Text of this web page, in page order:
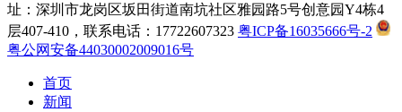
址：深圳市龙岗区坂田街道南坑社区雅园路5号创意园Y4栋4
层407-410，联系电话：17722607323 粤ICP备16035666号-2
粤公网安备44030002009016号
首页
新闻